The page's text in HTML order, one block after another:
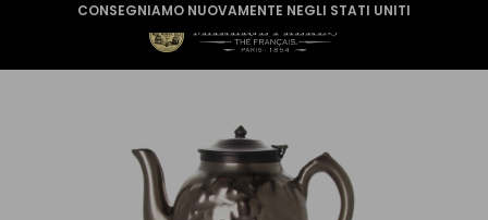
CONSEGNIAMO NUOVAMENTE NEGLI STATI UNITI